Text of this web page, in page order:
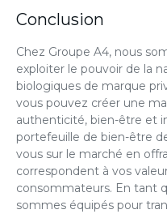
Conclusion
Chez Groupe A4, nous
exploiter le pouvoir de la
biologiques de marque
vous pouvez créer une
authenticité, bien-être et
portefeuille de bien-être
vous sur le marché en
correspondent à vos
consommateurs. En tant
sommes équipés pour